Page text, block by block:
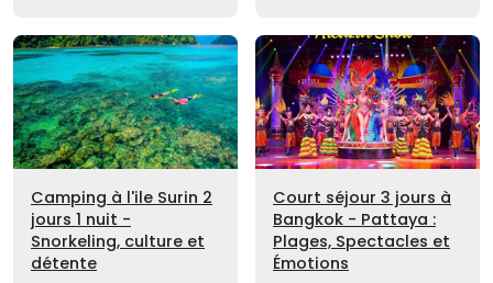
Camping à l'ile Surin 2
jours 1 nuit -
Snorkeling, culture et
détente
Court séjour 3 jours à
Bangkok - Pattaya :
Plages, Spectacles et
Émotions